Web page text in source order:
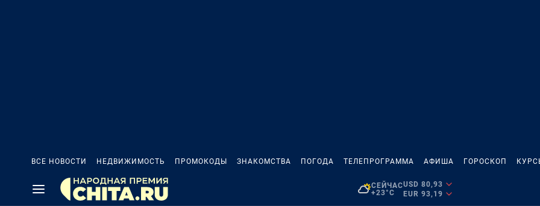
ВСЕ НОВОСТИ НЕДВИЖИМОСТЬ ПРОМОКОДЫ ЗНАКОМСТВА ПОГОДА ТЕЛЕПРОГРАММА АФИША ГОРОСКОП
СЕЙЧАС
+23°C
USD 80,93
EUR 93,19